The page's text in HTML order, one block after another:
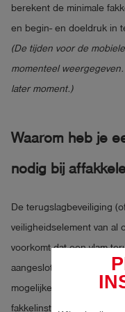
-	H2-ready
-	Max.
-	Max. debiet ca.
-
berekent de minimale
en begin- en doeldruk in
(De tijden voor de
momenteel
later moment.)
Waarom heb je
nodig bij
De terugslagbeveiliging
veiligheidselement van al
voorkomt dat een vlam
aangesloten tank, wat
mogelijke detonaties kan
fakkelinstallaties is